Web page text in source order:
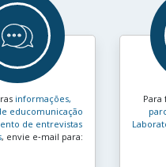
informações,
educomunicação
de entrevistas
, envie e‑mail para:
Para